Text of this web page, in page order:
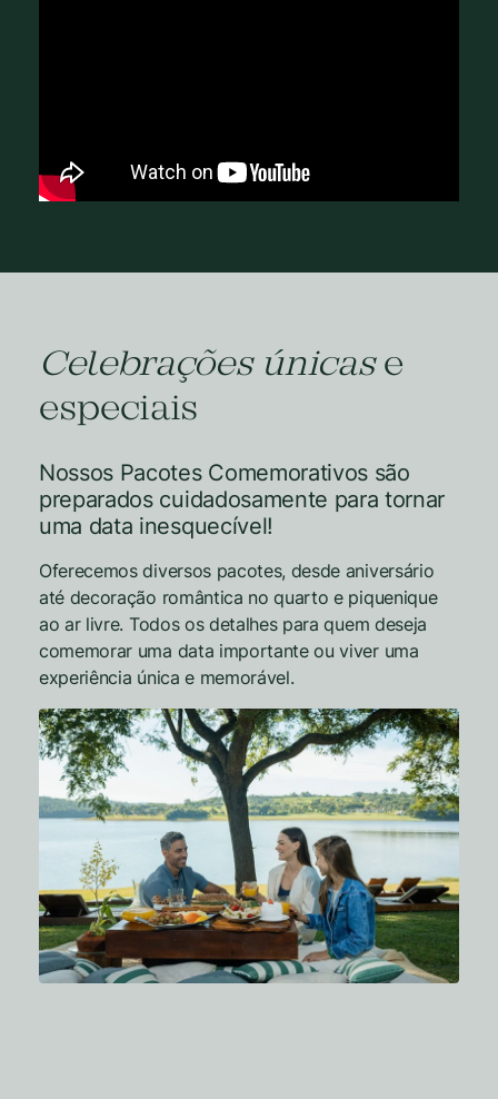
Celebrações únicase
especiais
Nossos Pacotes Comemorativos são
preparados cuidadosamente para tornar
uma data inesquecível!
Oferecemos diversos pacotes, desde aniversário
até decoração romântica no quarto e piquenique
ao ar livre. Todos os detalhes para quem deseja
comemorar uma data importante ou viver uma
experiência única e memorável.